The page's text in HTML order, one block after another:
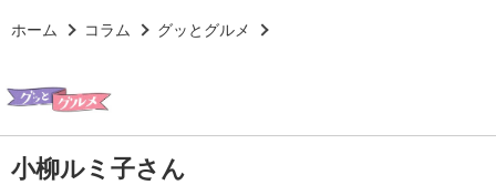
ホーム コラム グッとグルメ
小柳ルミ子さん